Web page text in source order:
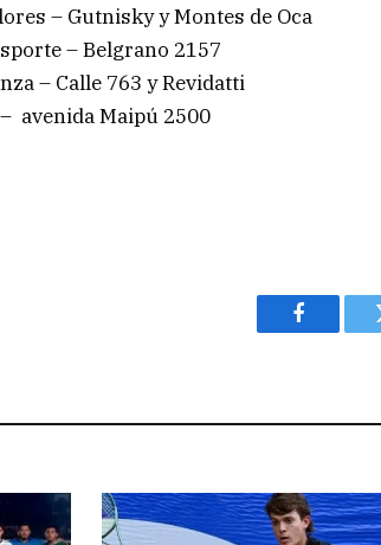
– Gutnisky y Montes de Oca
– Belgrano 2157
– Calle 763 y Revidatti
avenida Maipú 2500
Facebook